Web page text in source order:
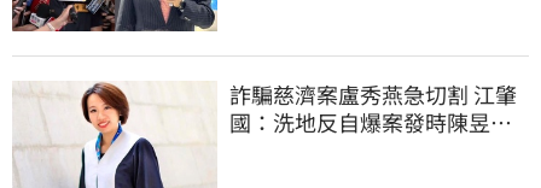
詐騙慈濟案盧秀燕急切割 江肇
國：洗地反自爆案發時陳昱瑄